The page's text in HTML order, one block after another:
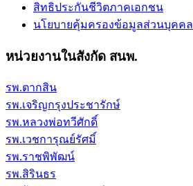
สิทธิประกันชีวิตภาคเอกชน
นโยบายคุ้มครองข้อมูลส่วนบุคคล
หน่วยงานในสังกัด สนพ.
รพ.ตากสิน
รพ.เจริญกรุงประชารักษ์
รพ.หลวงพ่อทวีศักดิ์
รพ.เวชการุณย์รัศมิ์
รพ.ราชพิพัฒน์
รพ.สิรินธร